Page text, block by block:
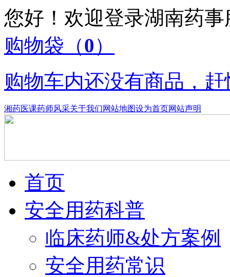
您好！欢迎登录湖南药
购物袋 （0）
购物车内还没有商品，
湘药医课药师风采关于我们网站地图设为首页网站声明
首页
安全用药科普
临床药师&处方案例
安全用药常识